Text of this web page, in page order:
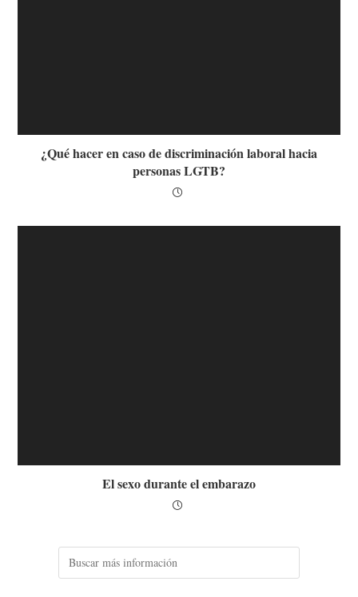
¿Qué hacer en caso de discriminación laboral hacia
personas LGTB?
El sexo durante el embarazo